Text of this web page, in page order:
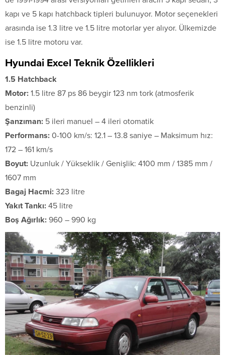
kapı ve 5 kapı hatchback tipleri bulunuyor. Motor seçenekleri
arasında ise 1.3 litre ve 1.5 litre motorlar yer alıyor. Ülkemizde
ise 1.5 litre motoru var.
Hyundai Excel Teknik Özellikleri
1.5 Hatchback
Motor: 1.5 litre 87 ps 86 beygir 123 nm tork (atmosferik
benzinli)
Şanzıman: 5 ileri manuel – 4 ileri otomatik
Performans: 0-100 km/s: 12.1 – 13.8 saniye – Maksimum hız:
172 – 161 km/s
Boyut: Uzunluk / Yükseklik / Genişlik: 4100 mm / 1385 mm /
1607 mm
Bagaj Hacmi: 323 litre
Yakıt Tankı: 45 litre
Boş Ağırlık: 960 – 990 kg